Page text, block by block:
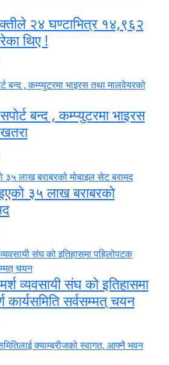
२४ घण्टाभित्र १४,९६२
थिए !
बन्द , कम्प्युटरमा भाइरस
३५ लाख बराबरको
व्यवसायी संघ को इतिहासमा
कार्यसमिति सर्वसम्मत् चयन